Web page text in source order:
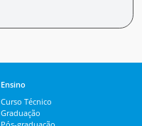
Ensino
Curso Técnico
Graduação